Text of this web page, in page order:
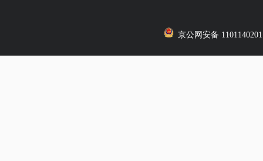
京公网安备